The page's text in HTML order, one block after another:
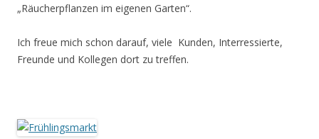
„Räucherpflanzen im eigenen Garten“.
Ich freue mich schon darauf, viele Kunden, Interressierte,
Freunde und Kollegen dort zu treffen.